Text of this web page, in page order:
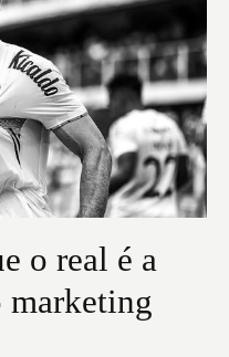
o real é a
marketing